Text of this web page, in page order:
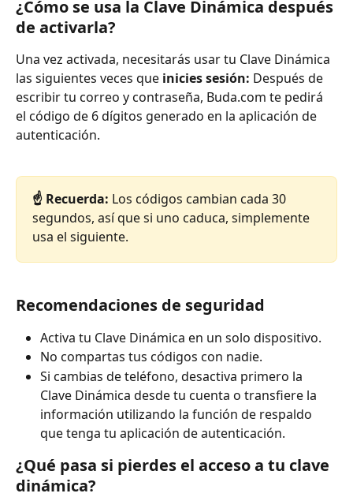
¿Cómo se usa la Clave Dinámica después
de activarla?
Una vez activada, necesitarás usar tu Clave Dinámica
las siguientes veces que inicies sesión: Después de
escribir tu correo y contraseña, Buda.com te pedirá
el código de 6 dígitos generado en la aplicación de
autenticación.
☝️ Recuerda: Los códigos cambian cada 30
segundos, así que si uno caduca, simplemente
usa el siguiente.
Recomendaciones de seguridad
Activa tu Clave Dinámica en un solo dispositivo.
No compartas tus códigos con nadie.
Si cambias de teléfono, desactiva primero la
Clave Dinámica desde tu cuenta o transfiere la
información utilizando la función de respaldo
que tenga tu aplicación de autenticación.
¿Qué pasa si pierdes el acceso a tu clave
dinámica?